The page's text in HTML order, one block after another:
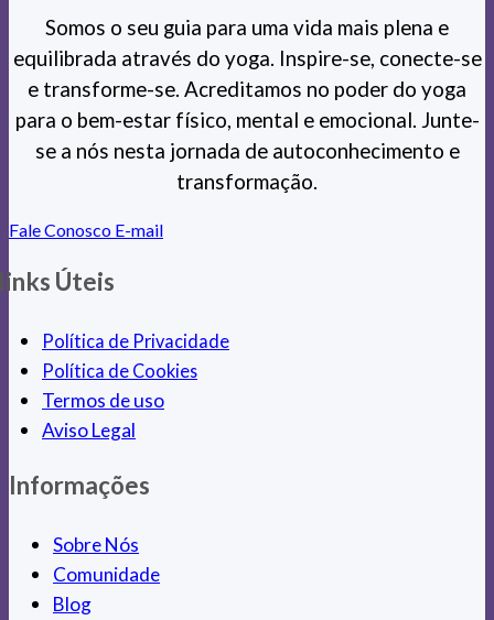
Somos o seu guia para uma vida mais plena e
equilibrada através do yoga. Inspire-se, conecte-se
e transforme-se. Acreditamos no poder do yoga
para o bem-estar físico, mental e emocional. Junte-
se a nós nesta jornada de autoconhecimento e
transformação.
Fale Conosco E-mail
Úteis
Política de Privacidade
Política de Cookies
Termos de uso
Aviso Legal
Informações
Sobre Nós
Comunidade
Blog